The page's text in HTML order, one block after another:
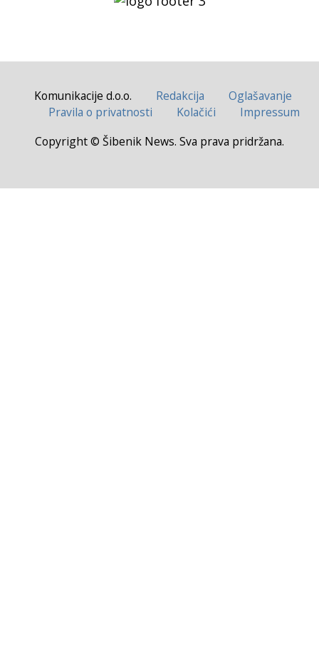
Komunikacije d.o.o. Redakcija
Oglašavanje
Pravila o privatnosti
Kolačići
Impressum
Copyright © Šibenik News. Sva prava pridržana.